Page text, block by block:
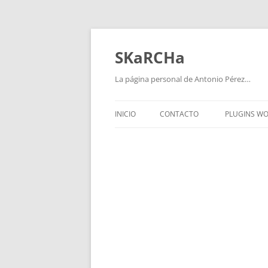
Saltar
SKaRCHa
La página personal de Antonio Pérez…
INICIO CONTACTO PLUGINS